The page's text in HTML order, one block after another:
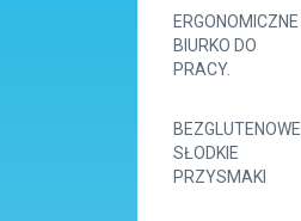
ERGONOMICZNE
BIURKO DO
PRACY.
BEZGLUTENOWE
SŁODKIE
PRZYSMAKI